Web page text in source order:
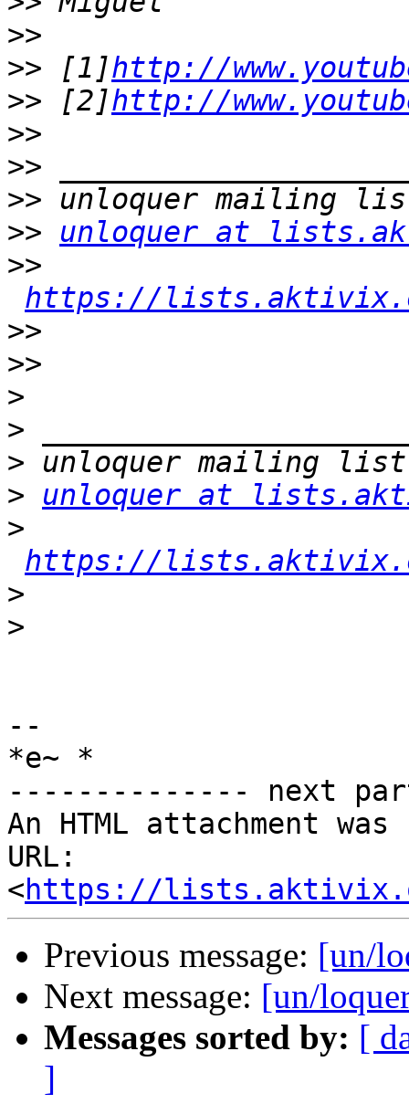
>>
>> [1]http://
>> [2]http://
>>
>>
>>
>>
unloquer at
>>
https://
>>
>>
>
>
>
>
unloquer at
>
https://
>
>
--
*e~ *
-------------- next
An HTML attachment
URL:
<https://
Previous message: [un/
Next message: [un/
Messages sorted by: [
]